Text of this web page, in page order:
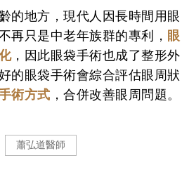
的地方，現代人因長時間用眼
再只是中老年族群的專利， 眼
，因此眼袋手術也成了整形外
的眼袋手術會綜合評估眼周狀
術方式 ，合併改善眼周問題。
蕭弘道醫師